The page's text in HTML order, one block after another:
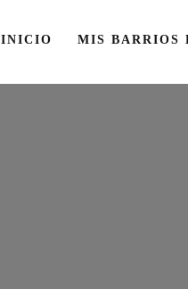
INICIO MIS BARRIOS